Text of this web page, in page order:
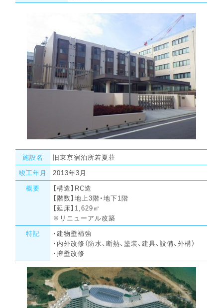
施設名
旧東京宿泊所若夏荘
竣工年月
2013年3月
概要
【構造】RC造
【階数】地上3階・地下1階
【延床】1,629㎡
※リニューアル改築
特記
・建物壁補強
・内外改修（防水、断熱、塗装、建具、設備、外構）
・擁壁改修